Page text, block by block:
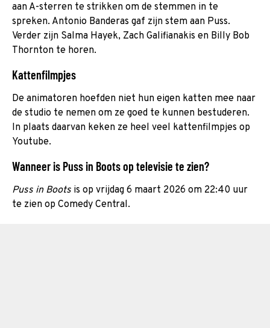
aan A-sterren te strikken om de stemmen in te
spreken. Antonio Banderas gaf zijn stem aan Puss.
Verder zijn Salma Hayek, Zach Galifianakis en Billy Bob
Thornton te horen.
Kattenfilmpjes
De animatoren hoefden niet hun eigen katten mee naar
de studio te nemen om ze goed te kunnen bestuderen.
In plaats daarvan keken ze heel veel kattenfilmpjes op
Youtube.
Wanneer is Puss in Boots op televisie te zien?
Puss in Boots is op vrijdag 6 maart 2026 om 22:40 uur
te zien op Comedy Central.